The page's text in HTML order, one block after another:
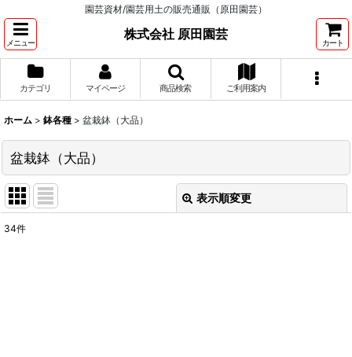
園芸資材/園芸用土の販売通販（原田園芸）
メニュー
株式会社 原田園芸
カート
カテゴリ マイページ 商品検索 ご利用案内
ホーム > 鉢各種 > 盆栽鉢（大品）
盆栽鉢（大品）
表示順変更
34件